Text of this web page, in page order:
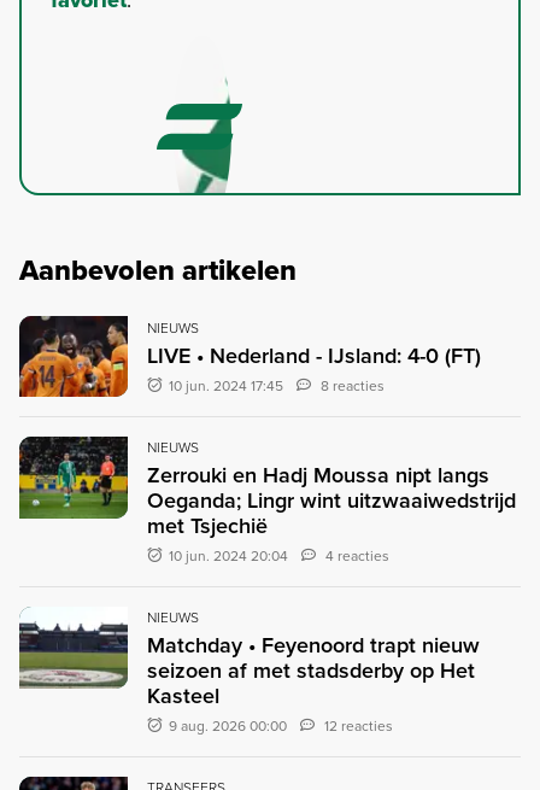
Aanbevolen artikelen
NIEUWS
LIVE • Nederland - IJsland: 4-0 (FT)
10 jun. 2024 17:45 8 reacties
NIEUWS
Zerrouki en Hadj Moussa nipt langs
Oeganda; Lingr wint uitzwaaiwedstrijd
met Tsjechië
10 jun. 2024 20:04 4 reacties
NIEUWS
Matchday • Feyenoord trapt nieuw
seizoen af met stadsderby op Het
Kasteel
9 aug. 2026 00:00 12 reacties